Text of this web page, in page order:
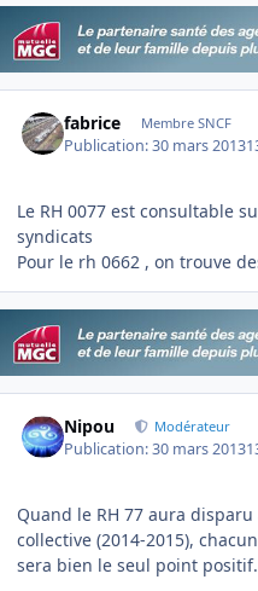
fabrice Membre SNCF
Publication:30 mars 2013
Le RH 0077 est consultable
syndicats
Pour le rh 0662 , on trouve
Nipou Modérateur
Publication:30 mars 2013
Quand le RH 77 aura
collective (2014-2015),
sera bien le seul point positif.